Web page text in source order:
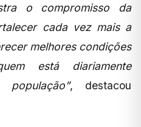
o compromisso da
cada vez mais a
melhores condições
está diariamente
, destacou